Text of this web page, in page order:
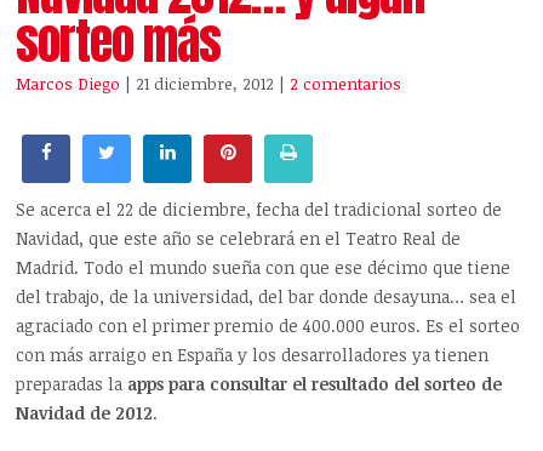
sorteo más
Marcos Diego | 21 diciembre, 2012 2 comentarios
Se acerca el 22 de diciembre, fecha del tradicional sorteo de
Navidad, que este año se celebrará en el Teatro Real de
Madrid. Todo el mundo sueña con que ese décimo que tiene
del trabajo, de la universidad, del bar donde desayuna… sea el
agraciado con el primer premio de 400.000 euros. Es el sorteo
con más arraigo en España y los desarrolladores ya tienen
preparadas la apps para consultar el resultado del sorteo de
Navidad de 2012.